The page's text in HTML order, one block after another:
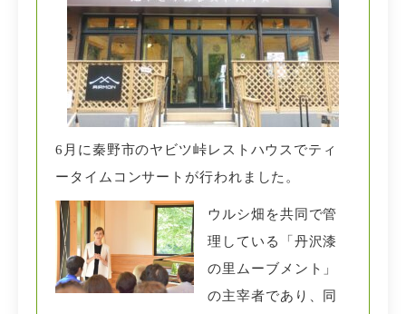
6月に秦野市のヤビツ峠レストハウスでティ
ータイムコンサートが行われました。
ウルシ畑を共同で管
理している「丹沢漆
の里ムーブメント」
の主宰者であり、同